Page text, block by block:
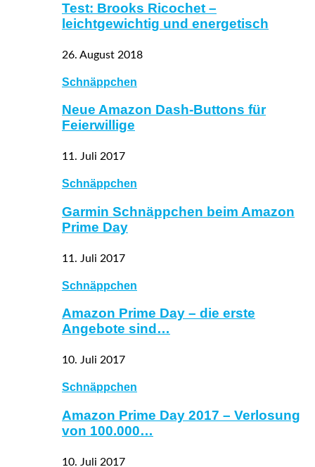
Test: Brooks Ricochet –
leichtgewichtig und energetisch
26. August 2018
Schnäppchen
Neue Amazon Dash-Buttons für
Feierwillige
11. Juli 2017
Schnäppchen
Garmin Schnäppchen beim Amazon
Prime Day
11. Juli 2017
Schnäppchen
Amazon Prime Day – die erste
Angebote sind…
10. Juli 2017
Schnäppchen
Amazon Prime Day 2017 – Verlosung
von 100.000…
10. Juli 2017